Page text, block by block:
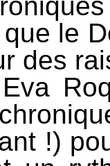
le
des
!)